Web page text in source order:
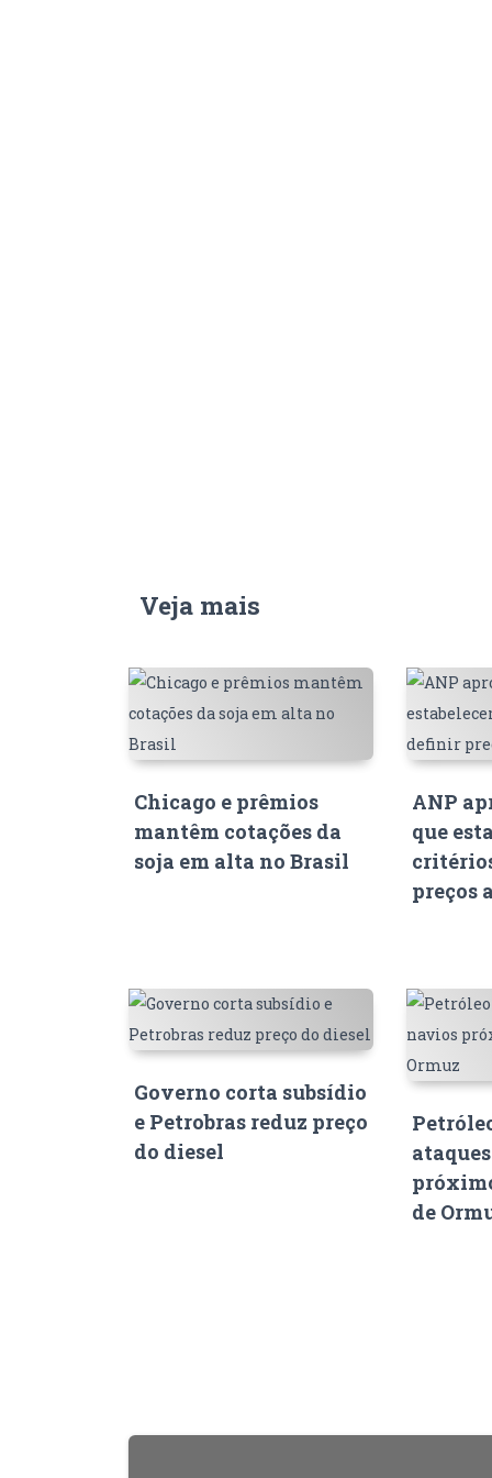
Veja mais
Chicago e prêmios
mantêm cotações da
soja em alta no Brasil
ANP
que
preços
Governo corta subsídio
e Petrobras reduz preço
do diesel
de